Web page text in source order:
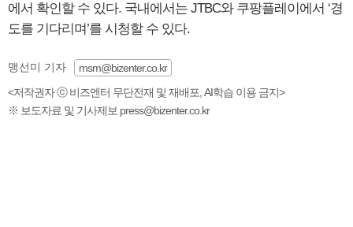
에서 확인할 수 있다. 국내에서는 JTBC와 쿠팡플레이에서 ‘경
도를 기다리며’를 시청할 수 있다.
맹선미 기자
msm@bizenter.co.kr
<저작권자 ⓒ 비즈엔터 무단전재 및 재배포, AI학습 이용 금지>
※ 보도자료 및 기사제보 press@bizenter.co.kr